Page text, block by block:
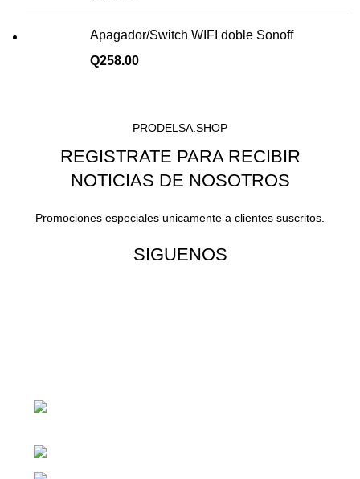
Apagador/Switch WIFI doble Sonoff
Q258.00
PRODELSA.SHOP
REGISTRATE PARA RECIBIR
NOTICIAS DE NOSOTROS
Promociones especiales unicamente a clientes suscritos.
SIGUENOS